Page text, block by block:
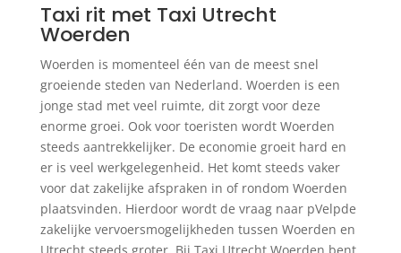
Taxi rit met Taxi Utrecht
Woerden
Woerden is momenteel één van de meest snel
groeiende steden van Nederland. Woerden is een
jonge stad met veel ruimte, dit zorgt voor deze
enorme groei. Ook voor toeristen wordt Woerden
steeds aantrekkelijker. De economie groeit hard en
er is veel werkgelegenheid. Het komt steeds vaker
voor dat zakelijke afspraken in of rondom Woerden
plaatsvinden. Hierdoor wordt de vraag naar pVelpde
zakelijke vervoersmogelijkheden tussen Woerden en